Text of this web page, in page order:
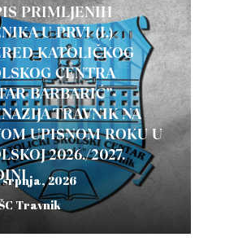
PRIMLJENIH
U PRVI (I.)
KATOLIČKOG
CENTRA
BARBARIĆ”-
TRAVNIK NA
UPISNOM ROKU U
2026./2027.
srpnja, 2026
Travnik